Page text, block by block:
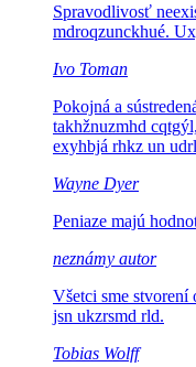
Spravodlivosť
mdroqzunckhué.
Ivo Toman
Pokojná a
takhžnuzmhd
exyhbjá rhkz un
Wayne Dyer
Peniaze majú
neznámy autor
Všetci sme stvorení
jsn ukzrsmd rld.
Tobias Wolff